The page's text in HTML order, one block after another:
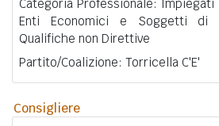
Categoria Professionale:
Enti Economici e Soggetti di
Qualifiche non Direttive
Partito/Coalizione: Torricella C'E'
Consigliere